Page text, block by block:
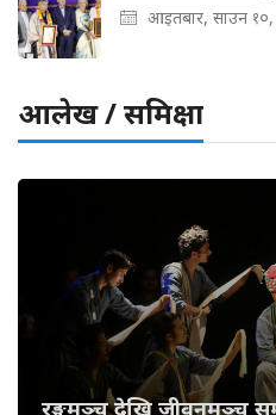
आइतबार, साउन
आलेख / समिक्षा
रङ्गमञ्च देखि जीवनमञ्च